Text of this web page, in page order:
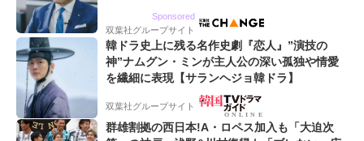
Sponsored
双葉社グループサイト
韓ドラ史上に残る名作史劇『恋人』”演技の
神”ナムグン・ミンが主人公の深い孤独や情愛
を繊細に表現【サランヘジョ韓ドラ】
双葉社グループサイト
群雄割拠の西日本!A・ロペス加入も「大迫次